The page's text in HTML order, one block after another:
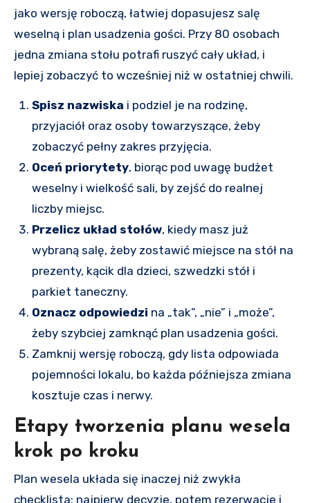
jako wersję roboczą, łatwiej dopasujesz salę
weselną i plan usadzenia gości. Przy 80 osobach
jedna zmiana stołu potrafi ruszyć cały układ, i
lepiej zobaczyć to wcześniej niż w ostatniej chwili.
Spisz nazwiska i podziel je na rodzinę,
przyjaciół oraz osoby towarzyszące, żeby
zobaczyć pełny zakres przyjęcia.
Oceń priorytety, biorąc pod uwagę budżet
weselny i wielkość sali, by zejść do realnej
liczby miejsc.
Przelicz układ stołów, kiedy masz już
wybraną salę, żeby zostawić miejsce na stół na
prezenty, kącik dla dzieci, szwedzki stół i
parkiet taneczny.
Oznacz odpowiedzi na „tak”, „nie” i „może”,
żeby szybciej zamknąć plan usadzenia gości.
Zamknij wersję roboczą, gdy lista odpowiada
pojemności lokalu, bo każda późniejsza zmiana
kosztuje czas i nerwy.
Etapy tworzenia planu wesela
krok po kroku
Plan wesela układa się inaczej niż zwykła
checklista: najpierw decyzje, potem rezerwacje i